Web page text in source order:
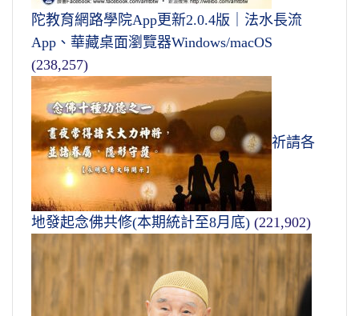
陀教育網路學院App更新2.0.4版｜法水長流
App、華藏桌面瀏覽器Windows/macOS
(238,257)
祈請各
地發起念佛共修(本期統計至8月底) (221,902)